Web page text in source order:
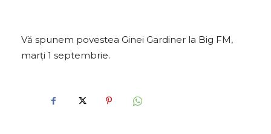
Vă spunem povestea Ginei Gardiner la Big FM,
marți 1 septembrie.